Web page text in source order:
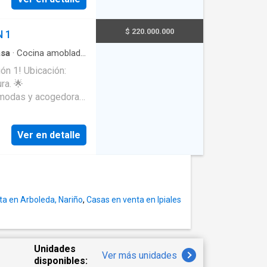
seguro y
1
· Cocina amoblada
🌟
Ver en detalle
$ 220.000.000
en Arboleda, Nariño, Casas en venta en Ipiales
Unidades
disponibles:
Ver más unidades